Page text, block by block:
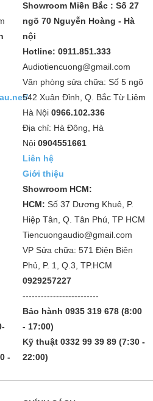
Showroom Miền Bắc : Số 27
ngõ 70 Nguyễn Hoàng - Hà
nội
Hotline: 0911.851.333
Audiotiencuong@gmail.com
Văn phòng sửa chữa: Số 5 ngõ
542 Xuân Đỉnh, Q. Bắc Từ Liêm
Hà Nội 0966.102.336
Địa chỉ: Hà Đông, Hà
Nội 0904551661
Liên hệ
Giới thiệu
Showroom HCM:
HCM: Số 37 Dương Khuê, P.
Hiệp Tân, Q. Tân Phú, TP HCM
Tiencuongaudio@gmail.com
VP Sửa chữa: 571 Điện Biên
Phủ, P. 1, Q.3, TP.HCM
0929257227
-------------------------
-
Bảo hành 0935 319 678 (8:00
- 17:00)
Kỹ thuật 0332 99 39 89 (7:30 -
22:00)